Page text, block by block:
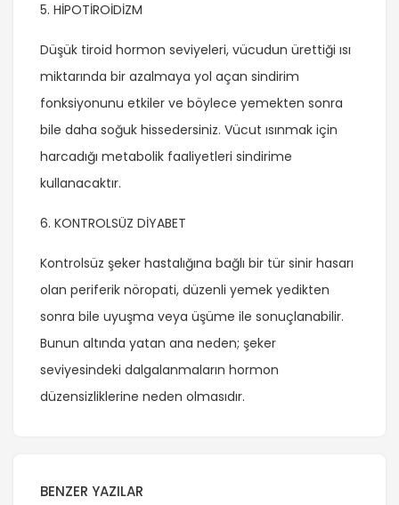
5. HİPOTİROİDİZM
Düşük tiroid hormon seviyeleri, vücudun ürettiği ısı
miktarında bir azalmaya yol açan sindirim
fonksiyonunu etkiler ve böylece yemekten sonra
bile daha soğuk hissedersiniz. Vücut ısınmak için
harcadığı metabolik faaliyetleri sindirime
kullanacaktır.
6. KONTROLSÜZ DİYABET
Kontrolsüz şeker hastalığına bağlı bir tür sinir hasarı
olan periferik nöropati, düzenli yemek yedikten
sonra bile uyuşma veya üşüme ile sonuçlanabilir.
Bunun altında yatan ana neden; şeker
seviyesindeki dalgalanmaların hormon
düzensizliklerine neden olmasıdır.
BENZER YAZILAR